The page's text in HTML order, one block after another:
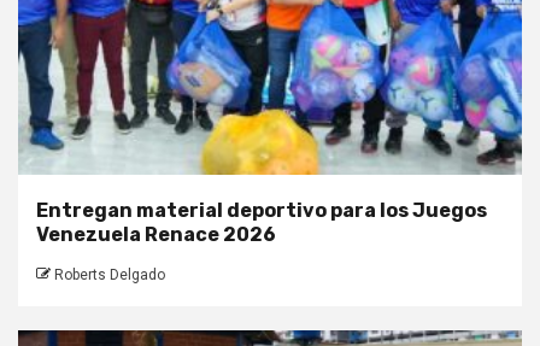
Entregan material deportivo para los Juegos
Venezuela Renace 2026
Roberts Delgado